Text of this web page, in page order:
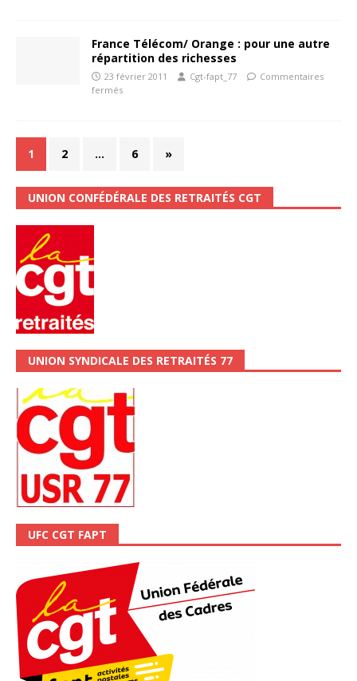
France Télécom/ Orange : pour une autre
répartition des richesses
23 février 2011 Cgt-fapt_77
Commentaires
fermés
1 2 … 6 »
UNION CONFÉDÉRALE DES RETRAITÉS CGT
UNION SYNDICALE DES RETRAITÉS 77
UFC CGT FAPT